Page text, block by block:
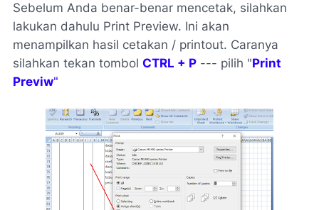
Sebelum Anda benar-benar mencetak, silahkan
lakukan dahulu Print Preview. Ini akan
menampilkan hasil cetakan / printout. Caranya
silahkan tekan tombol CTRL + P --- pilih "Print
Previw"